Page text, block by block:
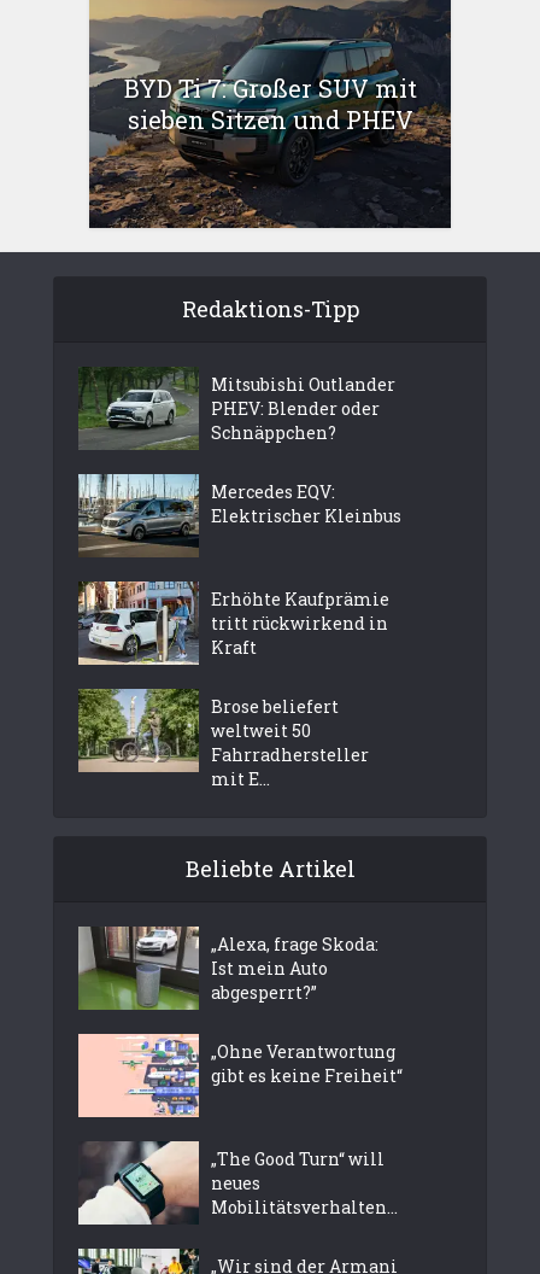
BYD Ti 7: Großer SUV mit
sieben Sitzen und PHEV
Redaktions-Tipp
Mitsubishi Outlander
PHEV: Blender oder
Schnäppchen?
Mercedes EQV:
Elektrischer Kleinbus
Erhöhte Kaufprämie
tritt rückwirkend in
Kraft
Brose beliefert
weltweit 50
Fahrradhersteller
mit E...
Beliebte Artikel
„Alexa, frage Skoda:
Ist mein Auto
abgesperrt?”
„Ohne Verantwortung
gibt es keine Freiheit“
„The Good Turn“ will
neues
Mobilitätsverhalten...
„Wir sind der Armani